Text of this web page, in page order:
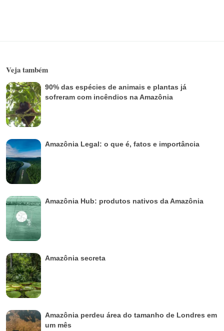
Veja também
90% das espécies de animais e plantas já
sofreram com incêndios na Amazônia
Amazônia Legal: o que é, fatos e importância
Amazônia Hub: produtos nativos da Amazônia
Amazônia secreta
Amazônia perdeu área do tamanho de Londres em
um mês